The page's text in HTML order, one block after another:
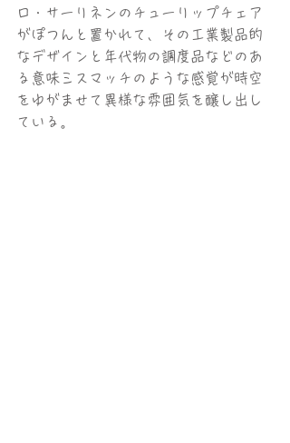
ロ・サーリネンのチューリップチェア
がぽつんと置かれて、その工業製品的
なデザインと年代物の調度品などのあ
る意味ミスマッチのような感覚が時空
をゆがませて異様な雰囲気を醸し出し
ている。